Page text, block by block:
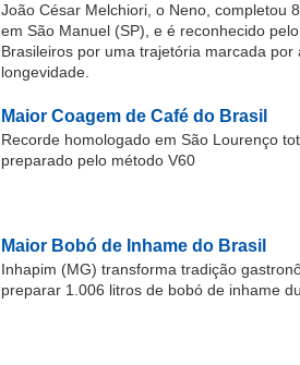
João César Melchiori, o Neno, completou
em São Manuel (SP), e é reconhecido
Brasileiros por uma trajetória marcada por
longevidade.
Maior Coagem de Café do Brasil
Recorde homologado em São Lourenço
preparado pelo método V60
Maior Bobó de Inhame do Brasil
Inhapim (MG) transforma tradição
preparar 1.006 litros de bobó de inhame